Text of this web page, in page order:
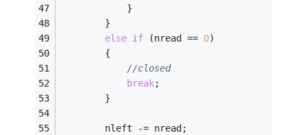
			}
		}
else if (nread == 0)
		{
//closed
break;
		}
		nleft -= nread;